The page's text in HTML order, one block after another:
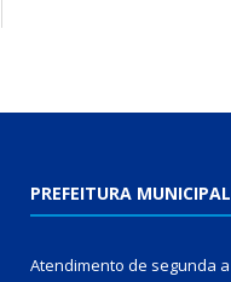
PREFEITURA
Atendimento de segunda